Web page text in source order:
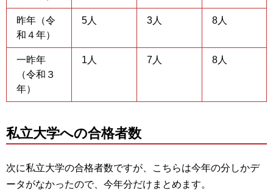
昨年（令
和４年）
5人 3人 8人
一昨年
（令和３
年）
1人 7人 8人
私立大学への合格者数
次に私立大学の合格者数ですが、こちらは今年の分しかデ
ータがなかったので、今年分だけまとめます。